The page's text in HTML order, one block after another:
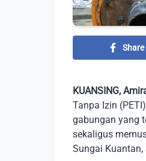
Share
KUANSING,
Tanpa Izin
gabungan yang
sekaligus
Sungai